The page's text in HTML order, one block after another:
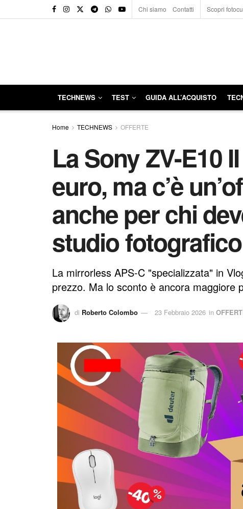
Chi siamo Contatti Scopri
TECHNEWS TEST GUIDA ALL’ACQUISTO
Home TECHNEWS OFFERTE
La Sony ZV-E10
euro, ma c’è
anche per chi
studio fotografico
La mirrorless APS-C "specializzata" in
prezzo. Ma lo sconto è ancora maggiore
di Roberto Colombo 23 Febbraio 2026 in